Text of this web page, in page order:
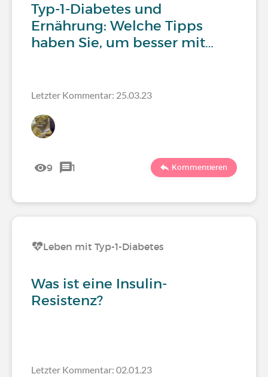
Typ-1-Diabetes und
Ernährung: Welche Tipps
haben Sie, um besser mit…
Letzter Kommentar: 25.03.23
9 1 Kommentieren
Leben mit Typ-1-Diabetes
Was ist eine Insulin-
Resistenz?
Letzter Kommentar: 02.01.23